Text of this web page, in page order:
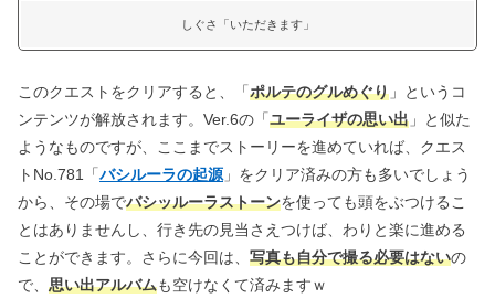
しぐさ「いただきます」
このクエストをクリアすると、「ポルテのグルめぐり 」というコ
ンテンツが解放されます。Ver.6の「ユーライザの思い出 」と似た
ようなものですが、ここまでストーリーを進めていれば、クエス
トNo.781「バシルーラの起源」をクリア済みの方も多いでしょう
から、その場でバシッルーラストーンを使っても頭をぶつけるこ
とはありませんし、行き先の見当さえつけば、わりと楽に進める
ことができます。さらに今回は、 写真も自分で撮る必要はないの
で、 思い出アルバムも空けなくて済みますｗ